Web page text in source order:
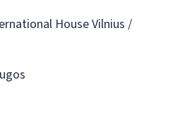
House Vilnius /